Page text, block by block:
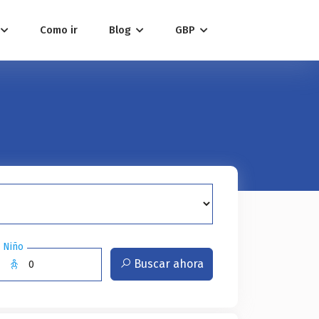
Como ir Blog GBP
Niño
Buscar ahora